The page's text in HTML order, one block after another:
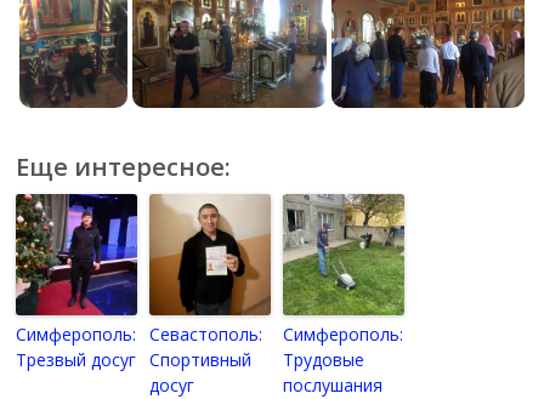
Еще интересное:
Симферополь:
Трезвый досуг
Севастополь:
Спортивный
досуг
Симферополь:
Трудовые
послушания